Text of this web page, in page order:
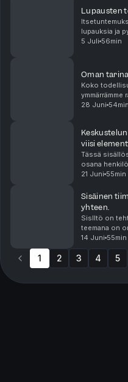
Lupausten
lupauksia ja
5 Juli 56min
Oman
Koko
luontaisesti
28 Juni 54min
viisi
Tässä
osana
21 Juni 55min
Sisäinen
yhteen.
Sislltö on
teemana on
ymmärretty,
14 Juni 55min
1 2 3 4 5